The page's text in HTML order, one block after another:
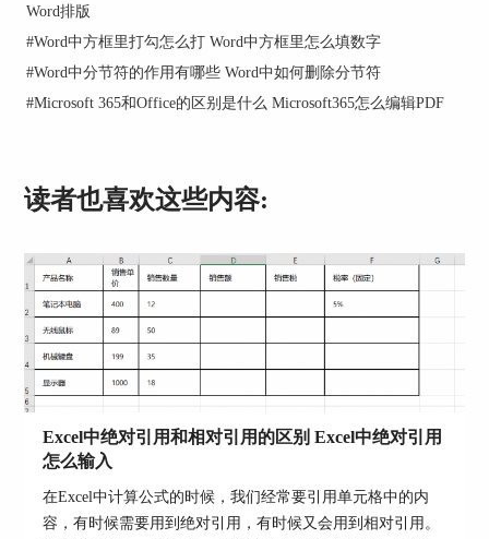
2、根据需要设置文件的导出类型、保存位置、水
印设置等等，然后点击【开始导出】按钮，Word就
会自动将文档转换为PDF格式。这种方法简单直
接，转换后的PDF文件能够很好的保留原文档的格
方法二：打印选项法
1、打开要转换的Word文档内容，点击工具栏中的
【文件】选项卡，在工具栏中选择【打印】。
Word排版
#Word中方框里打勾怎么打 Word中方框里怎么填数字
#Word中分节符的作用有哪些 Word中如何删除分节符
#Microsoft 365和Office的区别是什么 Microsoft365怎么编辑PDF
读者也喜欢这些内容:
Excel中绝对引用和相对引用的区别 Excel中绝对引用
怎么输入
在Excel中计算公式的时候，我们经常要引用单元格中的内
容，有时候需要用到绝对引用，有时候又会用到相对引用。